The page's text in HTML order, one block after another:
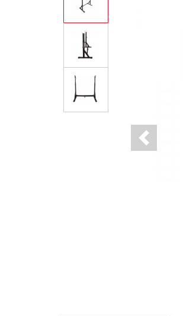
Previous